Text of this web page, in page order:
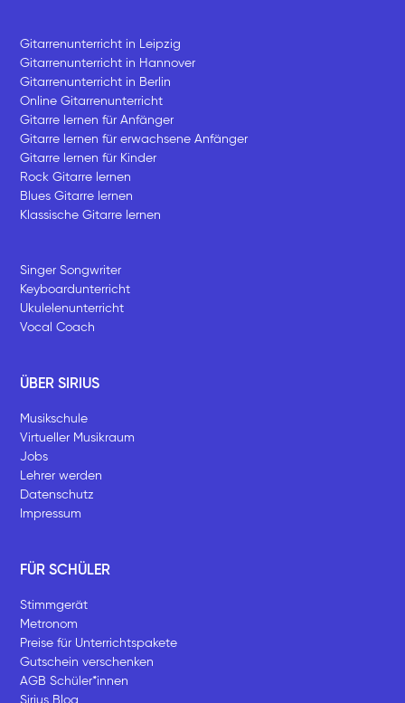
Gitarrenunterricht in Leipzig
Gitarrenunterricht in Hannover
Gitarrenunterricht in Berlin
Online Gitarrenunterricht
Gitarre lernen für Anfänger
Gitarre lernen für erwachsene Anfänger
Gitarre lernen für Kinder
Rock Gitarre lernen
Blues Gitarre lernen
Klassische Gitarre lernen
Singer Songwriter
Keyboardunterricht
Ukulelenunterricht
Vocal Coach
ÜBER SIRIUS
Musikschule
Virtueller Musikraum
Jobs
Lehrer werden
Datenschutz
Impressum
FÜR SCHÜLER
Stimmgerät
Metronom
Preise für Unterrichtspakete
Gutschein verschenken
AGB Schüler*innen
Sirius Blog